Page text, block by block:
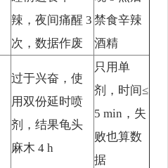
辣，夜间痛醒 3
次，数据作废
禁食辛辣
酒精
过于兴奋，使
用双份延时喷
剂，结果龟头
麻木 4 h
只用单
剂，时间≤
5 min，失
败也算数
据